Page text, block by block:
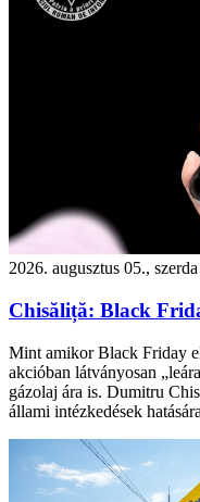
2026. augusztus 05., szerda
Chisăliță: Black
Mint amikor Black Friday
akcióban látványosan
gázolaj ára is. Dumitru
állami intézkedések